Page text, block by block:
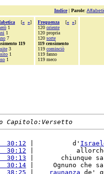
Indice| Parole:
[« »]
1
1
7
119
3
1
1
Frequenza [« »]
120 oriente
120 propria
120 sorte
119 censimento
119 cominciò
119 fanno
119 meco
Capitolo:Versetto
30:12 |          d'
30:12 |
30:13 |       chiunque
30:14 |     Ognuno che
38:25 raunanza de'